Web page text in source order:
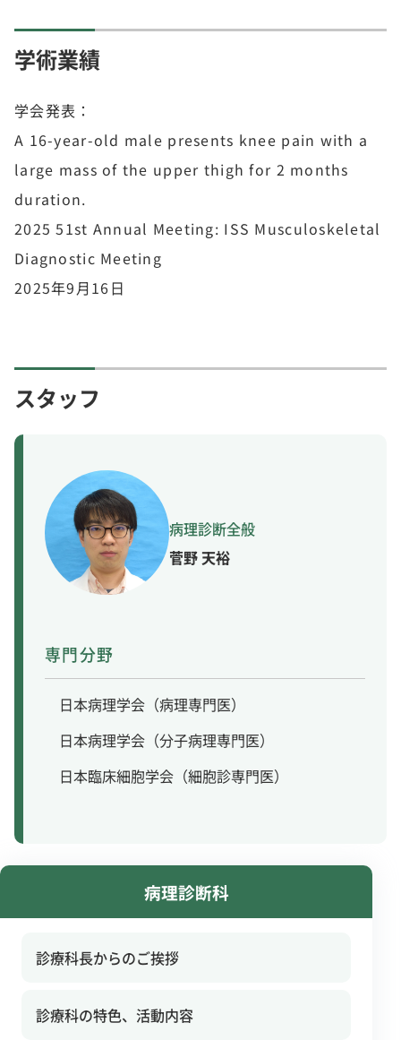
病理診断科
診療科長からのご挨拶
診療科の特色、活動内容
学術業績
学会発表：
A 16-year-old male presents knee pain with a
large mass of the upper thigh for 2 months
duration.
2025 51st Annual Meeting: ISS Musculoskeletal
Diagnostic Meeting
2025年9月16日
スタッフ
菅野 天裕
専門分野
日本病理学会（病理専門医）
日本病理学会（分子病理専門医）
日本臨床細胞学会（細胞診専門医）